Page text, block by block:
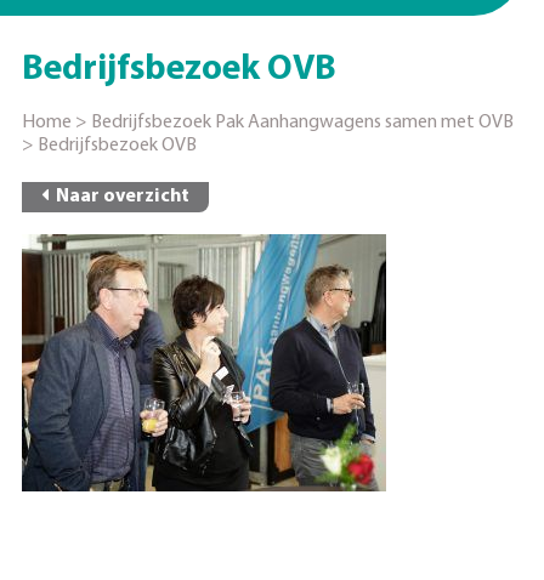
Bedrijfsbezoek OVB
Home > Bedrijfsbezoek Pak Aanhangwagens samen met OVB
> Bedrijfsbezoek OVB
Naar overzicht